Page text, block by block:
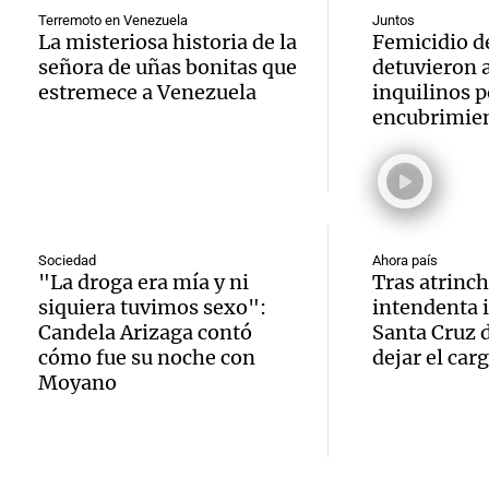
Panorama
Episodios
en un
de
Panorama
Episodios
en
Óscar
Panorama
Episodios
Audio.
en
una
por
Audio.
pareja
venta
Audio.
Terremoto en Venezuela
La misteriosa historia de la
señora de uñas bonitas que
estremece a Venezuela
Juntos
Femicidio
detuvieron
inquilinos
Sociedad
"La droga era mía y ni
siquiera tuvimos sexo":
Candela Arizaga contó
cómo fue su noche con
Moyano
Ahora país
Tras
intendenta
Santa Cruz
dejar el